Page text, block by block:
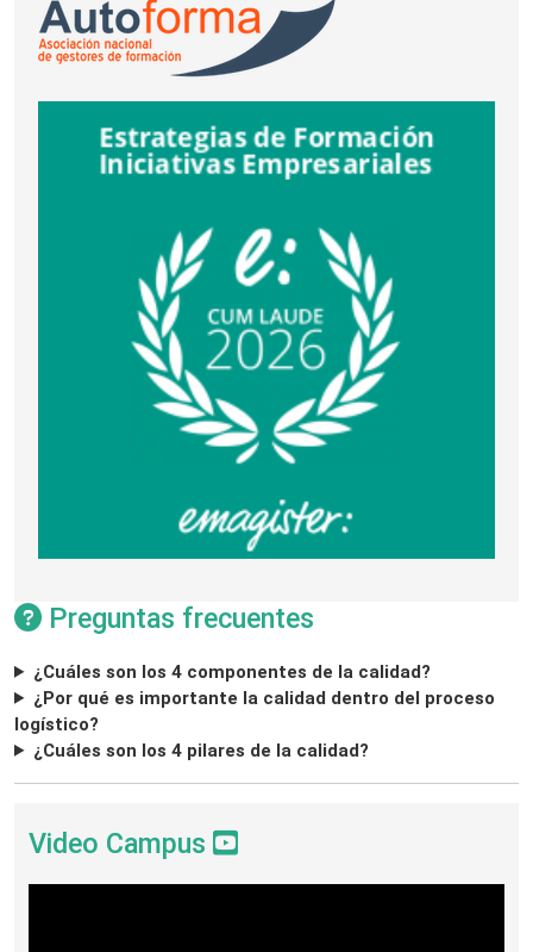
Preguntas frecuentes
¿Cuáles son los 4 componentes de la calidad?
¿Por qué es importante la calidad dentro del proceso
logístico?
¿Cuáles son los 4 pilares de la calidad?
Video Campus